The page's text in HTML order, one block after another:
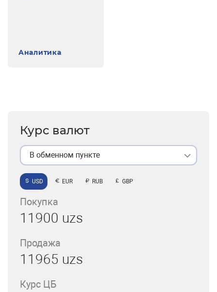
Аналитика
Курс валют
В обменном пункте
USD EUR RUB GBP
Покупка
11900 uzs
Продажа
11965 uzs
Курс ЦБ